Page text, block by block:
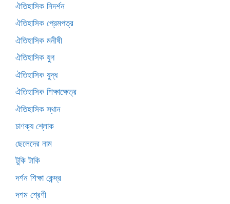
ঐতিহাসিক নিদর্শন
ঐতিহাসিক প্রেমপত্র
ঐতিহাসিক মনীষী
ঐতিহাসিক যুগ
ঐতিহাসিক যুদ্ধ
ঐতিহাসিক শিক্ষাক্ষেত্র
ঐতিহাসিক স্থান
চাণক্য শ্লোক
ছেলেদের নাম
টুকি টাকি
দর্শন শিক্ষা কেন্দ্র
দশম শ্রেণী